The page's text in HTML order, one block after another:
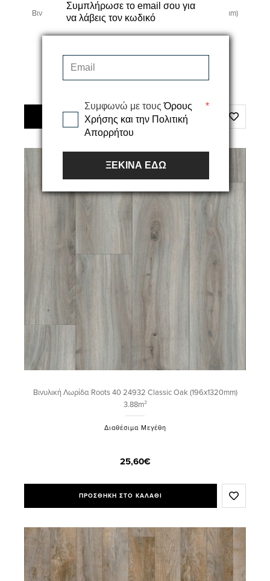
Βινυλική Λωρίδα Roots 40 24842 Country Oak (196x1320mm)
3.88m²
25,60€
ΠΡΟΣΘΗΚΗ ΣΤΟ ΚΑΛΑΘΙ
Βινυλική Λωρίδα Roots 40 24932 Classic Oak (196x1320mm)
3.88m²
Διαθέσιμα Μεγέθη
25,60€
ΠΡΟΣΘΗΚΗ ΣΤΟ ΚΑΛΑΘΙ
Συμπλήρωσε το email σου για
να λάβεις τον κωδικό
Συμφωνώ με τουςΌρους
Χρήσης και την Πολιτική
Απορρήτου
*
ΞΕΚΙΝΑ ΕΔΩ